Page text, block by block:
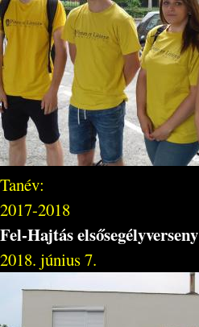
Tanév:
2017-2018
Fel-Hajtás elsősegélyverseny
2018. június 7.